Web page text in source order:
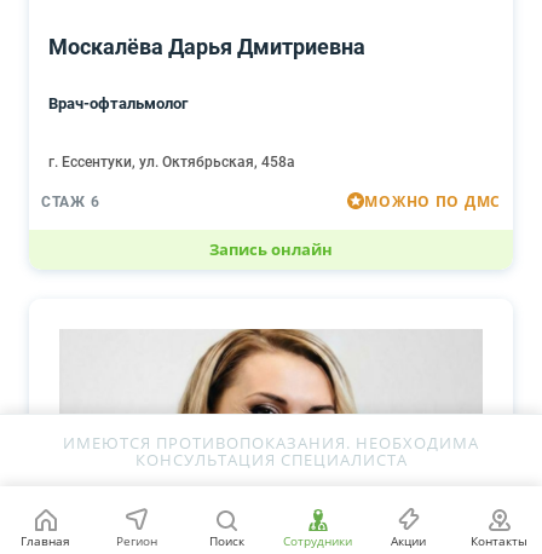
Москалёва Дарья Дмитриевна
Врач-офтальмолог
г. Ессентуки, ул. Октябрьская, 458а
СТАЖ 6 МОЖНО ПО ДМС
Запись онлайн
ИМЕЮТСЯ ПРОТИВОПОКАЗАНИЯ. НЕОБХОДИМА
КОНСУЛЬТАЦИЯ СПЕЦИАЛИСТА
Главная Регион Поиск Сотрудники Акции Контакты